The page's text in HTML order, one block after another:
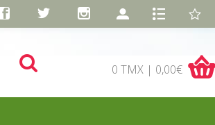
0 TMX | 0,00€